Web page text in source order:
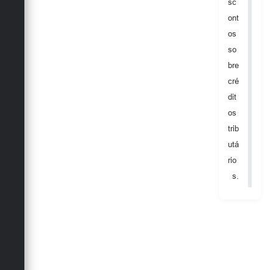
sc
ont
os
so
bre
cré
dit
os
trib
utá
rio
s.